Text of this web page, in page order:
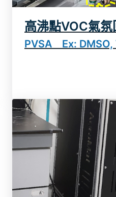
了
高沸點VOC氣
PVSA Ex: DMSO,